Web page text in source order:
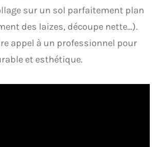
sur un sol parfaitement plan
des laizes, découpe nette…).
appel à un professionnel pour
et esthétique.